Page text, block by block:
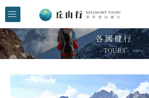
跳
至
主
要
內
各國健行
- TOURS -